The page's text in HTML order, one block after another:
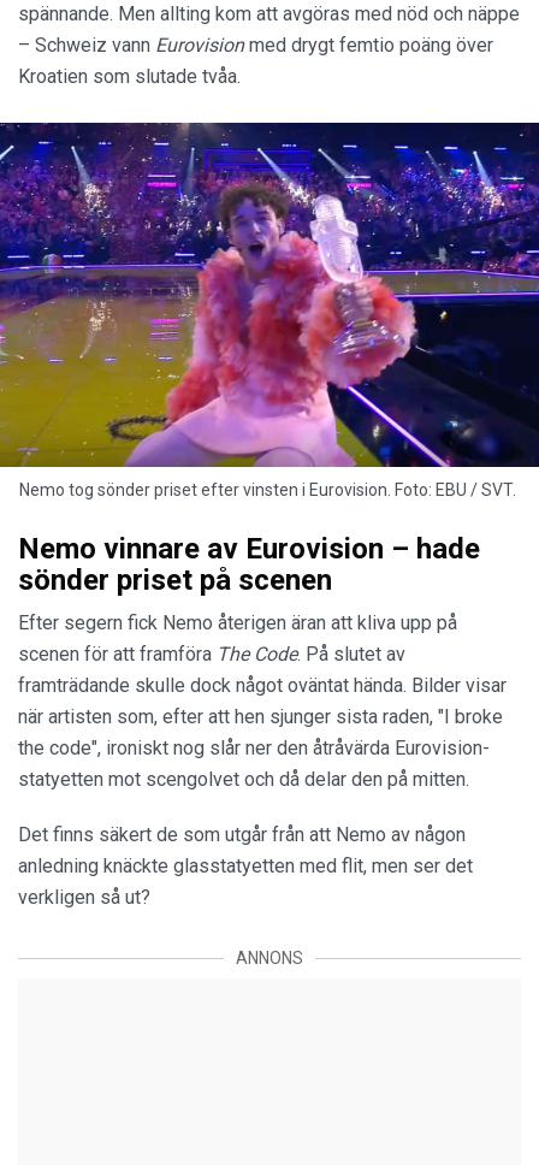
spännande. Men allting kom att avgöras med nöd och näppe
– Schweiz vann Eurovisionmed drygt femtio poäng över
Kroatien som slutade tvåa.
Nemo tog sönder priset efter vinsten i Eurovision. Foto: EBU / SVT.
Nemo vinnare av Eurovision – hade
sönder priset på scenen
Efter segern fick Nemo återigen äran att kliva upp på
scenen för att framföra The Code. På slutet av
framträdande skulle dock något oväntat hända. Bilder visar
när artisten som, efter att hen sjunger sista raden, "I broke
the code", ironiskt nog slår ner den åtråvärda Eurovision-
statyetten mot scengolvet och då delar den på mitten.
Det finns säkert de som utgår från att Nemo av någon
anledning knäckte glasstatyetten med flit, men ser det
verkligen så ut?
ANNONS